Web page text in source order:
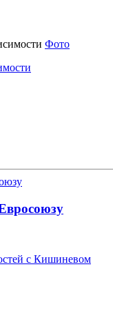
Фото
с Кишиневом